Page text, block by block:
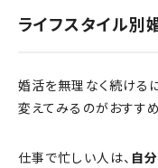
ライフスタイル別
婚活を無理なく続ける
変えてみるのがおすすめ
仕事で忙しい人は、 自